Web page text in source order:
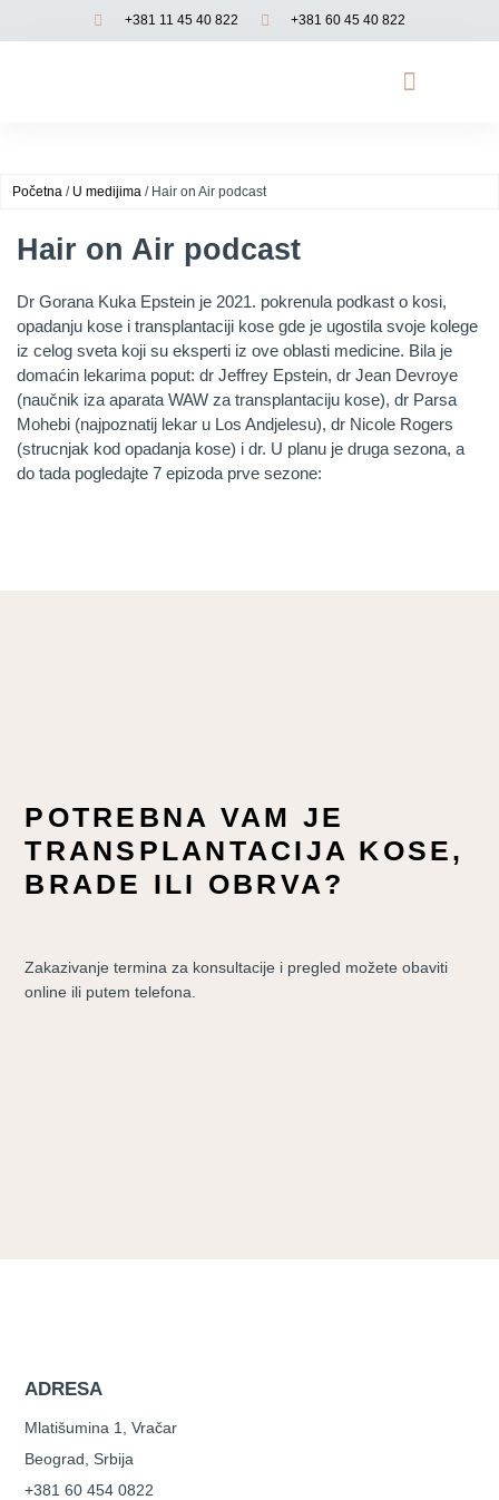
+381 11 45 40 822 +381 60 45 40 822
Početna / U medijima / Hair on Air podcast
Hair on Air podcast
Dr Gorana Kuka Epstein je 2021. pokrenula podkast o kosi,
opadanju kose i transplantaciji kose gde je ugostila svoje kolege
iz celog sveta koji su eksperti iz ove oblasti medicine. Bila je
domaćin lekarima poput: dr Jeffrey Epstein, dr Jean Devroye
(naučnik iza aparata WAW za transplantaciju kose), dr Parsa
Mohebi (najpoznatij lekar u Los Andjelesu), dr Nicole Rogers
(strucnjak kod opadanja kose) i dr. U planu je druga sezona, a
do tada pogledajte 7 epizoda prve sezone:
POTREBNA VAM JE
TRANSPLANTACIJA KOSE,
BRADE ILI OBRVA?
Zakazivanje termina za konsultacije i pregled možete obaviti
online ili putem telefona.
ADRESA
Mlatišumina 1, Vračar
Beograd, Srbija
+381 60 454 0822